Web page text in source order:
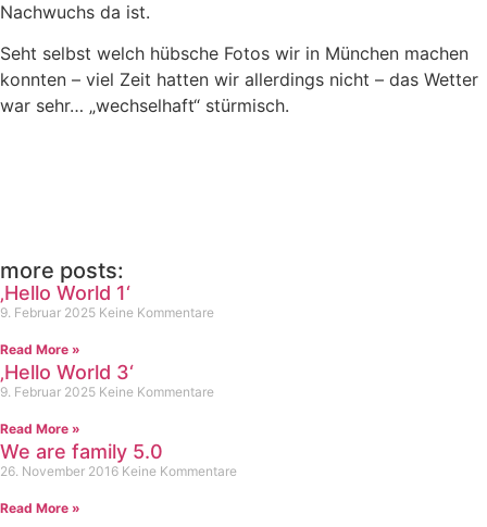
Nachwuchs da ist.
Seht selbst welch hübsche Fotos wir in München machen
konnten – viel Zeit hatten wir allerdings nicht – das Wetter
war sehr… „wechselhaft“ stürmisch.
more posts:
‚Hello World 1‘
9. Februar 2025 Keine Kommentare
Read More »
‚Hello World 3‘
9. Februar 2025 Keine Kommentare
Read More »
We are family 5.0
26. November 2016 Keine Kommentare
Read More »